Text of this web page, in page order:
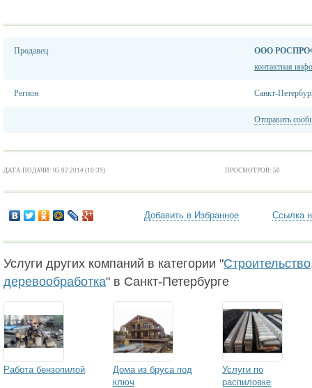
Продавец
ООО
контактная
Регион Санкт-
Отправить
ДАТА ПОДАЧИ: 05.02.2014 (10:39) ПРОСМОТРОВ: 50
Добавить в Избранное Ссылка
Услуги других компаний в категории "
деревообработка" в Санкт-Петербурге
Работа бензопилой
Дома из бруса под
ключ
Услуги по
распиловке